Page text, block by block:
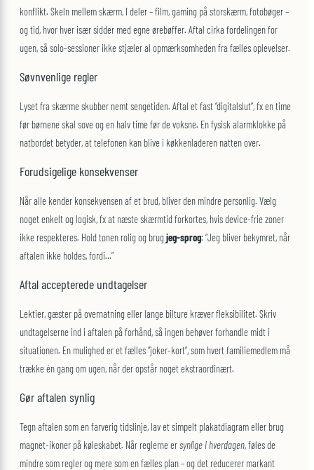
konflikt. Skeln mellem skærm, I deler – film, gaming på storskærm, fotobøger –
og tid, hvor hver især sidder med egne ørebøffer. Aftal cirka fordelingen for
ugen, så solo-sessioner ikke stjæler al opmærksomheden fra fælles oplevelser.
Søvnvenlige regler
Lyset fra skærme skubber nemt sengetiden. Aftal et fast “digitalslut”, fx en time
før børnene skal sove og en halv time før de voksne. En fysisk alarmklokke på
natbordet betyder, at telefonen kan blive i køkkenladeren natten over.
Forudsigelige konsekvenser
Når alle kender konsekvensen af et brud, bliver den mindre personlig. Vælg
noget enkelt og logisk, fx at næste skærmtid forkortes, hvis device-frie zoner
ikke respekteres. Hold tonen rolig og brugjeg-sprog: “Jeg bliver bekymret, når
aftalen ikke holdes, fordi…”
Aftal accepterede undtagelser
Lektier, gæster på overnatning eller lange bilture kræver fleksibilitet. Skriv
undtagelserne ind i aftalen på forhånd, så ingen behøver forhandle midt i
situationen. En mulighed er et fælles “joker-kort”, som hvert familiemedlem må
trække én gang om ugen, når der opstår noget ekstraordinært.
Gør aftalen synlig
Tegn aftalen som en farverig tidslinje, lav et simpelt plakatdiagram eller brug
magnet-ikoner på køleskabet. Når reglerne ersynlige i hverdagen, føles de
mindre som regler og mere som en fælles plan – og det reducerer markant